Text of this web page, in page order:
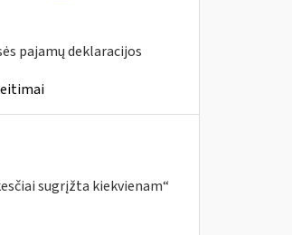
pajamų deklaracijos
sugrįžta kiekvienam“